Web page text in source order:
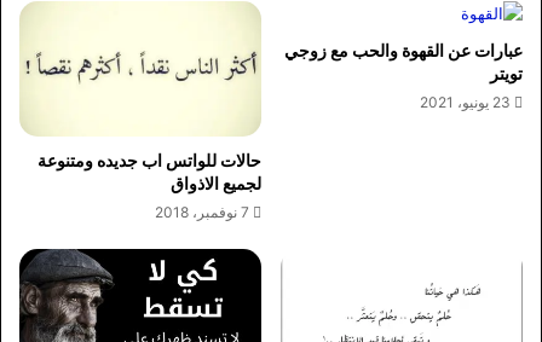
عبارات عن القهوة والحب مع زوجي
تويتر
23 يونيو، 2021
حالات للواتس اب جديده ومتنوعة
لجميع الاذواق
7 نوفمبر، 2018